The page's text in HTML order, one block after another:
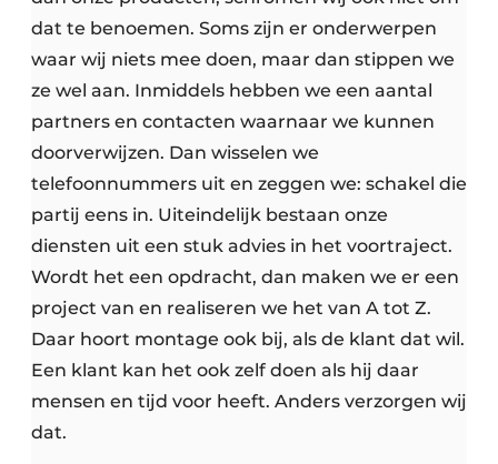
dat te benoemen. Soms zijn er onderwerpen
waar wij niets mee doen, maar dan stippen we
ze wel aan. Inmiddels hebben we een aantal
partners en contacten waarnaar we kunnen
doorverwijzen. Dan wisselen we
telefoonnummers uit en zeggen we: schakel die
partij eens in. Uiteindelijk bestaan onze
diensten uit een stuk advies in het voortraject.
Wordt het een opdracht, dan maken we er een
project van en realiseren we het van A tot Z.
Daar hoort montage ook bij, als de klant dat wil.
Een klant kan het ook zelf doen als hij daar
mensen en tijd voor heeft. Anders verzorgen wij
dat.